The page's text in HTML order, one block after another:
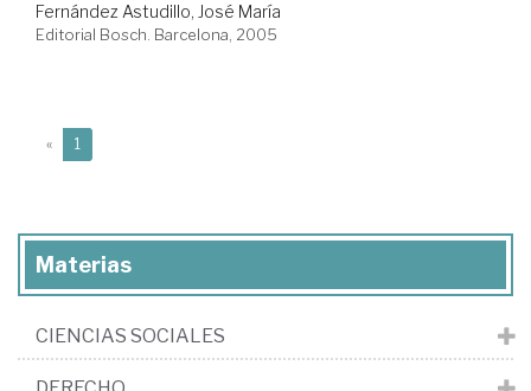
Fernández Astudillo, José María
Editorial Bosch. Barcelona, 2005
« 1
Materias
CIENCIAS SOCIALES